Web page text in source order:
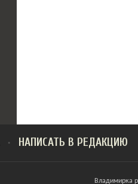
НАПИСАТЬ В РЕДАКЦИЮ
Владимирка